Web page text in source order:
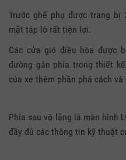
Trước ghế phụ được trang
mặt táp lô rất tiện lợi.
Các cửa gió điều hòa được
đường gân phía trong thiết
của xe thêm phần phá cách
Phía sau vô lăng là màn hình
đầy đủ các thông tin kỹ thuật